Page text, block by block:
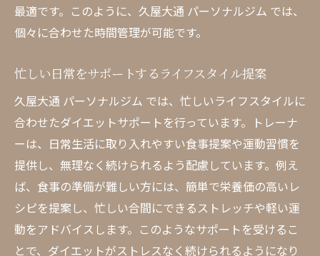
最適です。このように、久屋大通 パーソナルジム では、
個々に合わせた時間管理が可能です。
忙しい日常をサポートするライフスタイル提案
久屋大通 パーソナルジム では、忙しいライフスタイルに
合わせたダイエットサポートを行っています。トレーナ
ーは、日常生活に取り入れやすい食事提案や運動習慣を
提供し、無理なく続けられるよう配慮しています。例え
ば、食事の準備が難しい方には、簡単で栄養価の高いレ
シピを提案し、忙しい合間にできるストレッチや軽い運
動をアドバイスします。このようなサポートを受けるこ
とで、ダイエットがストレスなく続けられるようになり